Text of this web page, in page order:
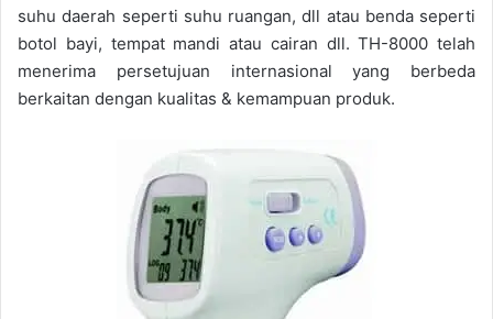
suhu daerah seperti suhu ruangan, dll atau benda seperti
botol bayi, tempat mandi atau cairan dll. TH-8000 telah
menerima persetujuan internasional yang berbeda
berkaitan dengan kualitas & kemampuan produk.